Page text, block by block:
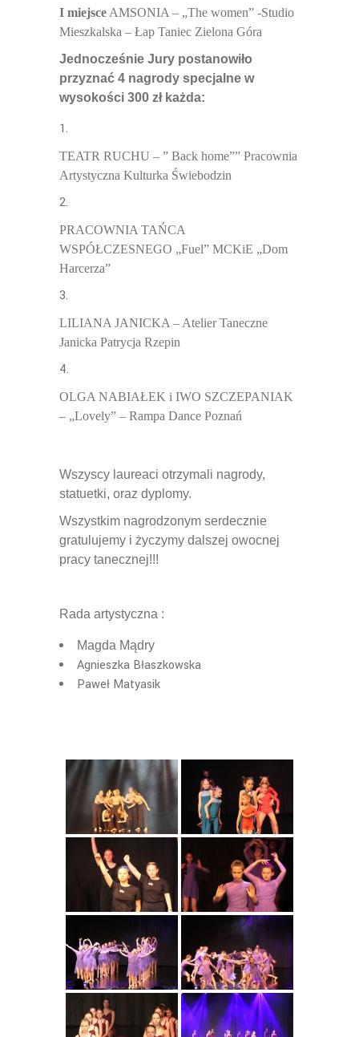
I miejsce AMSONIA – „The women” -Studio
Mieszkalska – Łap Taniec Zielona Góra
Jednocześnie Jury postanowiło
przyznać 4 nagrody specjalne w
wysokości 300 zł każda:
TEATR RUCHU – ” Back home”” Pracownia
Artystyczna Kulturka Świebodzin
PRACOWNIA TAŃCA
WSPÓŁCZESNEGO „Fuel” MCKiE „Dom
Harcerza”
LILIANA JANICKA – Atelier Taneczne
Janicka Patrycja Rzepin
OLGA NABIAŁEK i IWO SZCZEPANIAK
– „Lovely” – Rampa Dance Poznań
Wszyscy laureaci otrzymali nagrody,
statuetki, oraz dyplomy.
Wszystkim nagrodzonym serdecznie
gratulujemy i życzymy dalszej owocnej
pracy tanecznej!!!
Rada artystyczna :
Magda Mądry
Agnieszka Błaszkowska
Paweł Matyasik